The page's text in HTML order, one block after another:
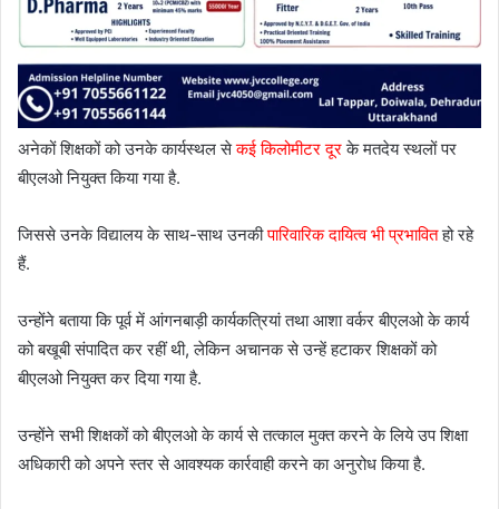
अनेकों शिक्षकों को उनके कार्यस्थल सेकई किलोमीटर दूरके मतदेय स्थलों पर
बीएलओ नियुक्त किया गया है.
जिससे उनके विद्यालय के साथ-साथ उनकीपारिवारिक दायित्व भी प्रभावितहो रहे
हैं.
उन्होंने बताया कि पूर्व में आंगनबाड़ी कार्यकत्रियां तथा आशा वर्कर बीएलओ के कार्य
को बखूबी संपादित कर रहीं थी, लेकिन अचानक से उन्हें हटाकर शिक्षकों को
बीएलओ नियुक्त कर दिया गया है.
उन्होंने सभी शिक्षकों को बीएलओ के कार्य से तत्काल मुक्त करने के लिये उप शिक्षा
अधिकारी को अपने स्तर से आवश्यक कार्रवाही करने का अनुरोध किया है.